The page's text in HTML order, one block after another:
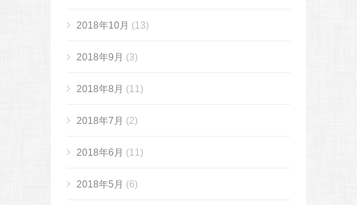
2018年10月 (13)
2018年9月 (3)
2018年8月 (11)
2018年7月 (2)
2018年6月 (11)
2018年5月 (6)